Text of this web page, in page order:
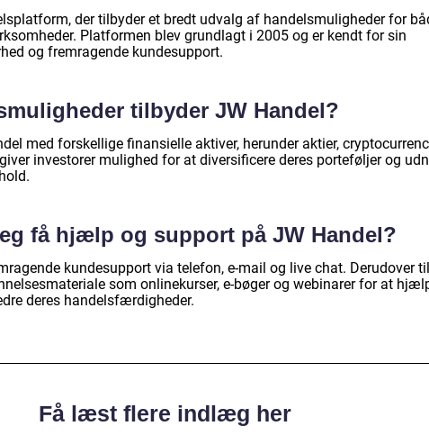
der tilbyder et bredt udvalg af handelsmuligheder for
Platformen blev grundlagt i 2005 og er kendt for sin
og fremragende kundesupport.
tilbyder JW Handel?
med forskellige finansielle aktiver, herunder aktier,
investorer mulighed for at diversificere deres porteføljer og
få hjælp og support på JW Handel?
kundesupport via telefon, e-mail og live chat. Derudover
som onlinekurser, e-bøger og webinarer for at
deres handelsfærdigheder.
Få læst flere indlæg her